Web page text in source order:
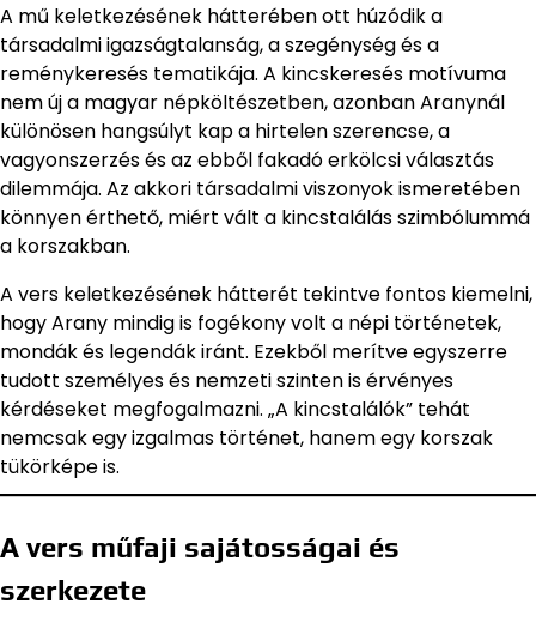
A mű keletkezésének hátterében ott húzódik a
társadalmi igazságtalanság, a szegénység és a
reménykeresés tematikája. A kincskeresés motívuma
nem új a magyar népköltészetben, azonban Aranynál
különösen hangsúlyt kap a hirtelen szerencse, a
vagyonszerzés és az ebből fakadó erkölcsi választás
dilemmája. Az akkori társadalmi viszonyok ismeretében
könnyen érthető, miért vált a kincstalálás szimbólummá
a korszakban.
A vers keletkezésének hátterét tekintve fontos kiemelni,
hogy Arany mindig is fogékony volt a népi történetek,
mondák és legendák iránt. Ezekből merítve egyszerre
tudott személyes és nemzeti szinten is érvényes
kérdéseket megfogalmazni. „A kincstalálók” tehát
nemcsak egy izgalmas történet, hanem egy korszak
tükörképe is.
A vers műfaji sajátosságai és
szerkezete